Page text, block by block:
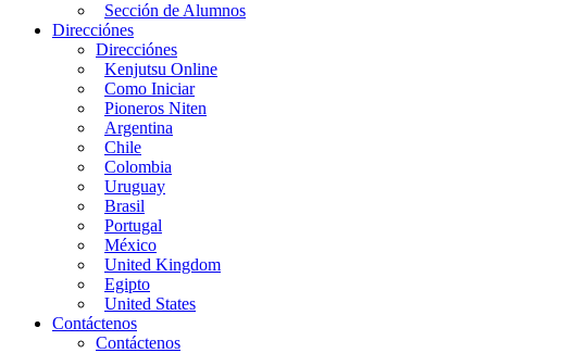
Sección de Alumnos
Direcciónes
Direcciónes
Kenjutsu Online
Como Iniciar
Pioneros Niten
Argentina
Chile
Colombia
Uruguay
Brasil
Portugal
México
United Kingdom
Egipto
United States
Contáctenos
Contáctenos